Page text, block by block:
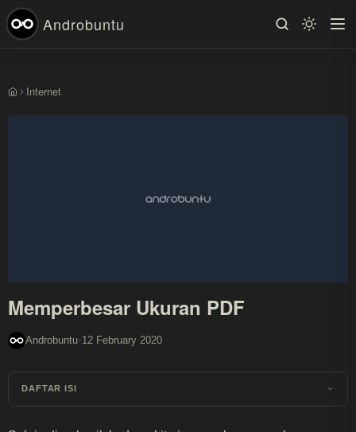
Androbuntu
BerandaInternet
Memperbesar Ukuran PDF
Androbuntu·12 February 2020
DAFTAR ISI